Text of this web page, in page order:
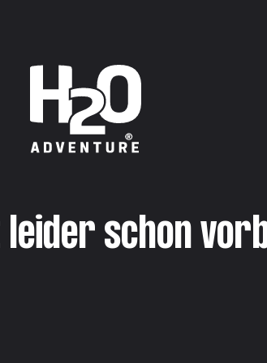
leider schon